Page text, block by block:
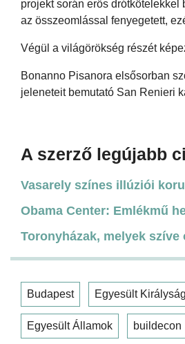
projekt során erős drótkötelekkel
az összeomlással fenyegetett,
Végül a világörökség részét
Bonanno Pisanora elsősorban
jeleneteit bemutató San Renieri
A szerző legújabb
Vasarely színes illúziói
Obama Center: Emlékmű
Toronyházak, melyek szíve
Budapest Egyesült Királyság
Egyesült Államok buildecon